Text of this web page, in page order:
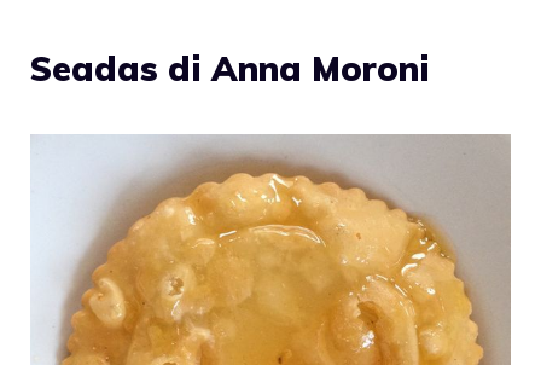
Seadas di Anna Moroni